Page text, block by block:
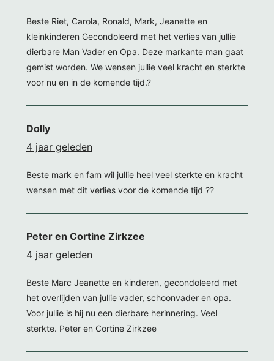
Beste Riet, Carola, Ronald, Mark, Jeanette en
kleinkinderen Gecondoleerd met het verlies van jullie
dierbare Man Vader en Opa. Deze markante man gaat
gemist worden. We wensen jullie veel kracht en sterkte
voor nu en in de komende tijd.?
Dolly
4 jaar geleden
Beste mark en fam wil jullie heel veel sterkte en kracht
wensen met dit verlies voor de komende tijd ??
Peter en Cortine Zirkzee
4 jaar geleden
Beste Marc Jeanette en kinderen, gecondoleerd met
het overlijden van jullie vader, schoonvader en opa.
Voor jullie is hij nu een dierbare herinnering. Veel
sterkte. Peter en Cortine Zirkzee